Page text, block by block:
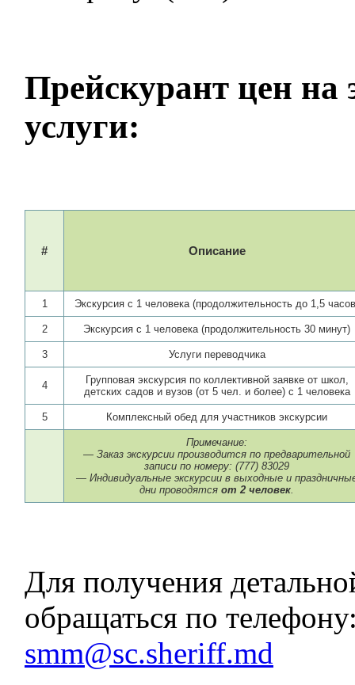
Прейскурант цен
услуги:
# Описание
1 Экскурсия с 1 человека (продолжительность до 1,5
2 Экскурсия с 1 человека (продолжительность 30 минут)
3 Услуги переводчика
4
Групповая экскурсия по коллективной заявке от школ,
детских садов и вузов (от 5 чел. и более) с 1 человека
5 Комплексный обед для участников экскурсии
Примечание:
— Заказ экскурсии производится по предварительной
записи по номеру: (777) 83029
— Индивидуальные экскурсии в выходные и
дни проводятся от 2 человек
Для получения
обращаться по
smm@sc.sheriff.md